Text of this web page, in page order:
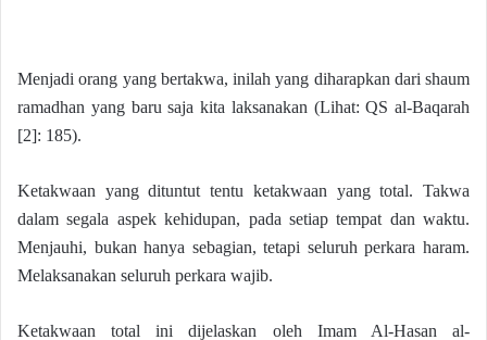
Menjadi orang yang bertakwa, inilah yang diharapkan dari shaum
ramadhan yang baru saja kita laksanakan (Lihat: QS al-Baqarah
[2]: 185).
Ketakwaan yang dituntut tentu ketakwaan yang total. Takwa
dalam segala aspek kehidupan, pada setiap tempat dan waktu.
Menjauhi, bukan hanya sebagian, tetapi seluruh perkara haram.
Melaksanakan seluruh perkara wajib.
Ketakwaan total ini dijelaskan oleh Imam Al-Hasan al-